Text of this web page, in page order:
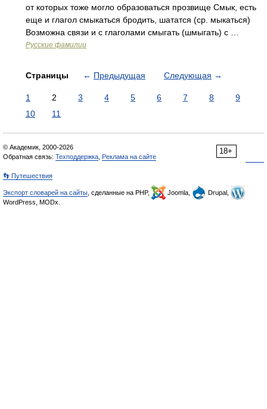
от которых тоже могло образоваться прозвище Смык, есть
еще и глагол смыкаться бродить, шататся (ср. мыкаться)
Возможна связи и с глаголами смыгать (шмыгать) с …
Русские фамилии
Страницы ← Предыдущая Следующая →
1 2 3 4 5 6 7 8
9
10
11
18+
© Академик, 2000-2026
Обратная связь: Техподдержка Реклама на сайте
👣 Путешествия
Экспорт словарей на сайты , сделанные на PHP, Joomla,
Drupal,
WordPress, MODx.